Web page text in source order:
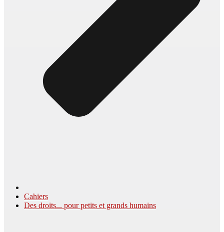
Cahiers
Des droits... pour petits et grands humains